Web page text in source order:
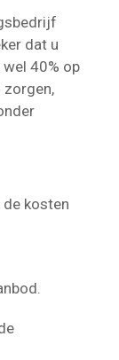
dat u
40% op
zorgen,
kosten